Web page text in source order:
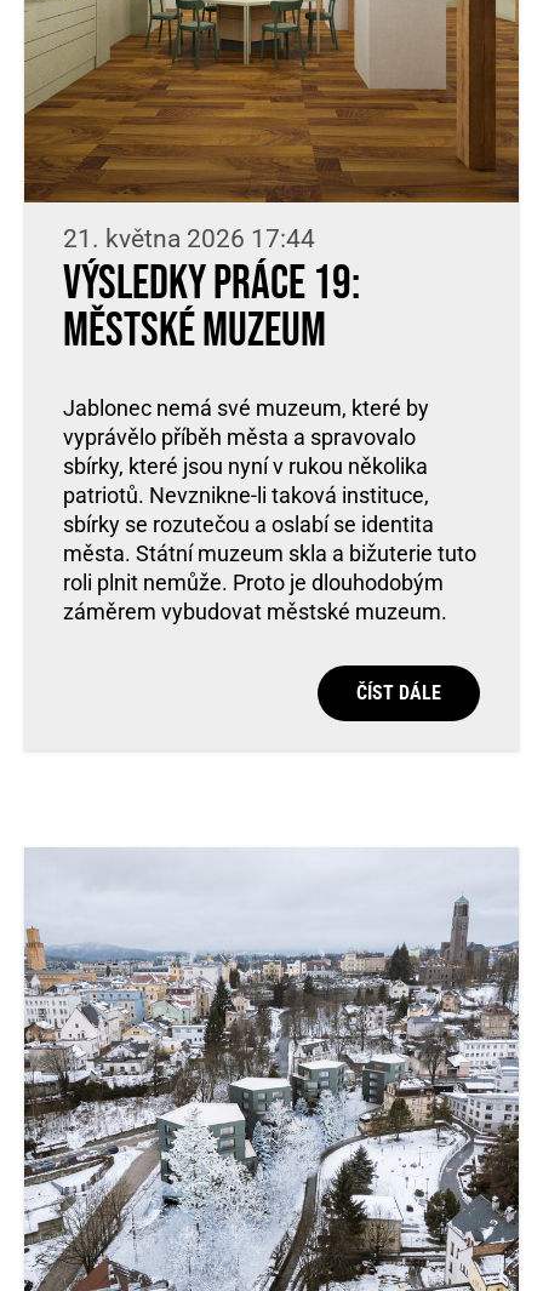
21. května 2026 17:44
Výsledky práce 19:
Městské muzeum
Jablonec nemá své muzeum, které by
vyprávělo příběh města a spravovalo
sbírky, které jsou nyní v rukou několika
patriotů. Nevznikne-li taková instituce,
sbírky se rozutečou a oslabí se identita
města. Státní muzeum skla a bižuterie tuto
roli plnit nemůže. Proto je dlouhodobým
záměrem vybudovat městské muzeum.
ČÍST DÁLE